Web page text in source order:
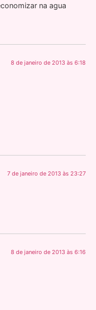
na agua
8 de janeiro de 2013 às 6:18
7 de janeiro de 2013 às 23:27
8 de janeiro de 2013 às 6:16